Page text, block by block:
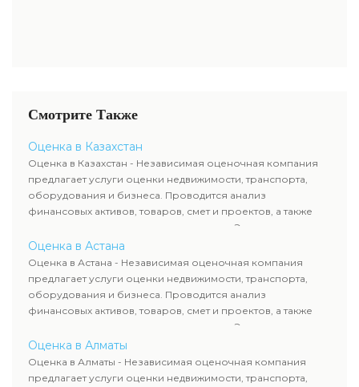
Смотрите Также
Оценка в Казахстан
Оценка в Казахстан - Независимая оценочная компания
предлагает услуги оценки недвижимости, транспорта,
оборудования и бизнеса. Проводится анализ
финансовых активов, товаров, смет и проектов, а также
оценка животных и недропользования. Эксперты
определяют рыночную стоимость имущества и
рассчитывают ущерб. Все отчеты соответствуют
требованиям законодательства и используются для
сделок, кредитования и судебных процессов.
Оценка в Астана
Оценка в Астана - Независимая оценочная компания
предлагает услуги оценки недвижимости, транспорта,
оборудования и бизнеса. Проводится анализ
финансовых активов, товаров, смет и проектов, а также
оценка животных и недропользования. Эксперты
определяют рыночную стоимость имущества и
рассчитывают ущерб. Все отчеты соответствуют
требованиям законодательства и используются для
Оценка в Алматы
Оценка в Алматы - Независимая оценочная компания
предлагает услуги оценки недвижимости, транспорта,